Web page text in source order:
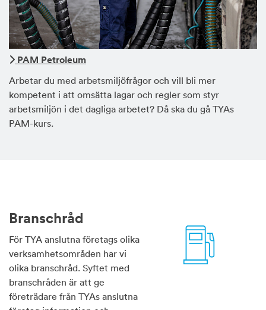
PAM Petroleum
Arbetar du med arbetsmiljöfrågor och vill bli mer
kompetent i att omsätta lagar och regler som styr
arbetsmiljön i det dagliga arbetet? Då ska du gå TYAs
PAM-kurs.
Branschråd
För TYA anslutna företags olika
verksamhetsområden har vi
olika branschråd. Syftet med
branschråden är att ge
företrädare från TYAs anslutna